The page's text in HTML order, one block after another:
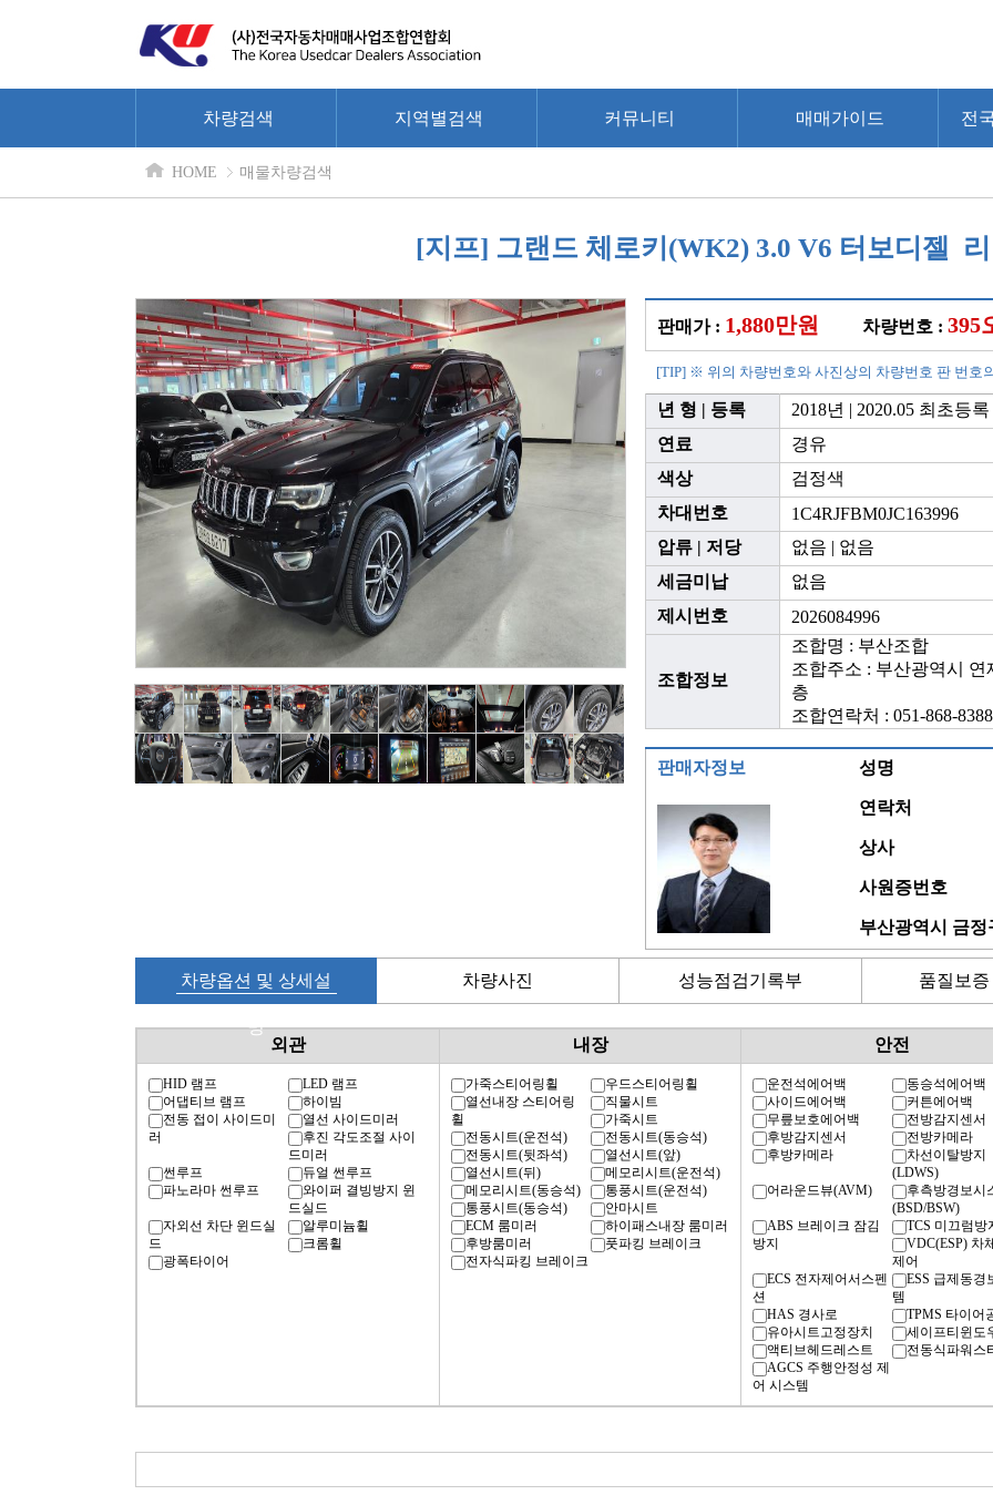
차량검색 지역별검색 커뮤니티 매매가이드 전
HOME 매물차량검색
[지프] 그랜드 체로키(WK2) 3.0 V6 터보디젤
판매가 : 1,880만원 차량번호 : 395
[TIP] ※ 위의 차량번호와 사진상의 차량번호 판 번호
년 형 | 등록
2018년 | 2020.05 최초등록
연료
경유
색상
검정색
차대번호
1C4RJFBM0JC163996
압류 | 저당
없음 | 없음
세금미납
없음
제시번호
2026084996
조합정보
조합명 : 부산조합
조합주소 : 부산광역시 연
층
조합연락처 : 051-868-8388
판매자정보 성명
연락처
상사
사원증번호
부산광역시 금정
차량옵션 및 상세설
명
차량사진 성능점검기록부 품질보
외관 내장 안전
HID 램프
LED 램프
어댑티브 램프
하이빔
전동 접이 사이드미
러
열선 사이드미러
후진 각도조절 사이
드미러
썬루프
듀얼 썬루프
파노라마 썬루프
와이퍼 결빙방지 윈
드실드
자외선 차단 윈드실
드
알루미늄휠
크롬휠
광폭타이어
가죽스티어링휠
우드스티어링휠
열선내장 스티어링
휠
직물시트
가죽시트
전동시트(운전석)
전동시트(동승석)
전동시트(뒷좌석)
열선시트(앞)
열선시트(뒤)
메모리시트(운전석)
메모리시트(동승석)
통풍시트(운전석)
통풍시트(동승석)
안마시트
ECM 룸미러
하이패스내장 룸미러
후방룸미러
풋파킹 브레이크
전자식파킹 브레이크
운전석에어백
동승석에어백
사이드에어백
커튼에어백
무릎보호에어백
전방감지센서
후방감지센서
전방카메라
후방카메라
차선이탈방지
(LDWS)
어라운드뷰(AVM)
후측방경보시
(BSD/BSW)
ABS 브레이크 잠김
방지
TCS 미끄럼방
VDC(ESP) 차
제어
ECS 전자제어서스펜
션
ESS 급제동경
템
HAS 경사로
TPMS 타이어
유아시트고정장치
세이프티윈도
액티브헤드레스트
전동식파워스
AGCS 주행안정성 제
어 시스템